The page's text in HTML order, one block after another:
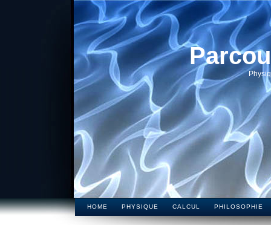
HOME PHYSIQUE CALCUL PHILOSOPHIE